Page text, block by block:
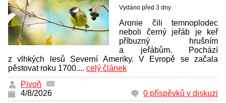
Vydáno před 3 dny
Aronie čili temnoplodec
neboli černý jeřáb je keř
příbuzný hrušním
a jeřábům. Pochází
z vlhkých lesů Severní Ameriky. V Evropě se začala
pěstovat roku 1700.... celý článek
Pivoň
4/8/2026
0 příspěvků v diskuzi